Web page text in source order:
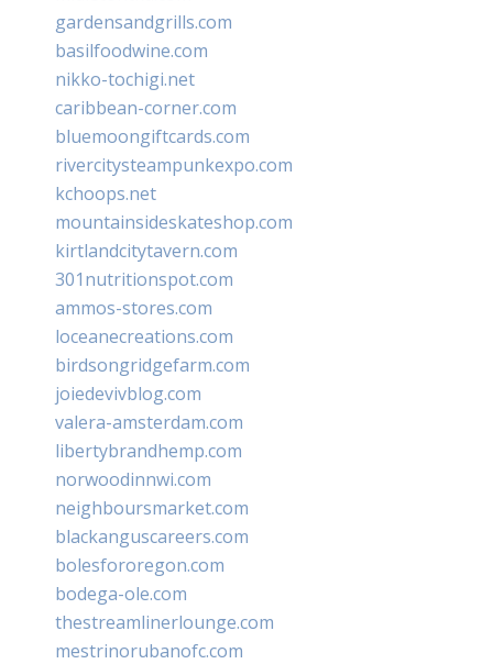
gardensandgrills.com
basilfoodwine.com
nikko-tochigi.net
caribbean-corner.com
bluemoongiftcards.com
rivercitysteampunkexpo.com
kchoops.net
mountainsideskateshop.com
kirtlandcitytavern.com
301nutritionspot.com
ammos-stores.com
loceanecreations.com
birdsongridgefarm.com
joiedevivblog.com
valera-amsterdam.com
libertybrandhemp.com
norwoodinnwi.com
neighboursmarket.com
blackanguscareers.com
bolesfororegon.com
bodega-ole.com
thestreamlinerlounge.com
mestrinorubanofc.com